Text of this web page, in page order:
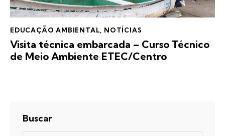
EDUCAÇÃO AMBIENTAL NOTÍCIAS
Visita técnica embarcada – Curso Técnico
de Meio Ambiente ETEC/Centro
Buscar